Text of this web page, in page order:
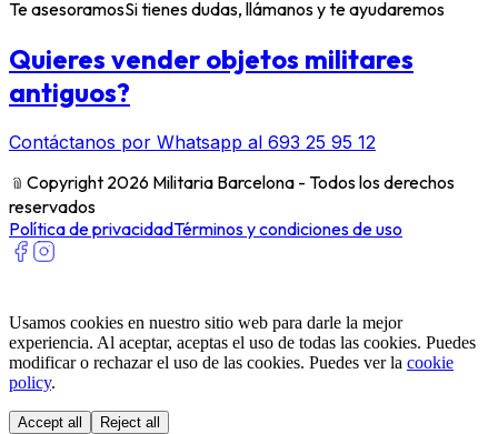
Te asesoramosSi tienes dudas, llámanos y te ayudaremos
Quieres vender objetos militares
antiguos?
Contáctanos por Whatsapp al 693 25 95 12
﹫ Copyright 2026 Militaria Barcelona - Todos los derechos
reservados
Política de privacidadTérminos y condiciones de uso
Usamos cookies en nuestro sitio web para darle la mejor
experiencia. Al aceptar, aceptas el uso de todas las cookies. Puedes
modificar o rechazar el uso de las cookies. Puedes ver la cookie
policy.
Accept all Reject all